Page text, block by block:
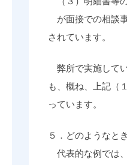
が面接での相談
されています。
弊所で実施して
も、概ね、上記（
っています。
５．どのようなと
代表的な例では